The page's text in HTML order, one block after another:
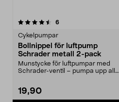
6recensioner
Cykelpumpar
Bollnippel för luftpump
Schrader metall 2-pack
Munstycke för luftpumpar med
Schrader-ventil – pumpa upp alla
19,90